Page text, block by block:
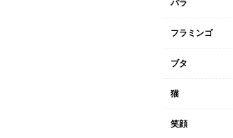
バラ
フラミンゴ
ブタ
猫
笑顔